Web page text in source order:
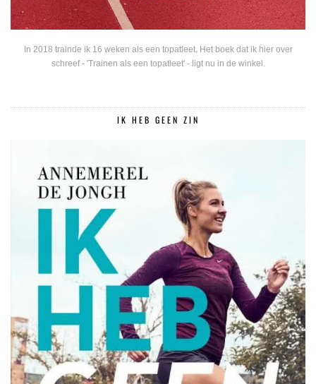
In 2018 trainde ik 16 weken als een topatleet. Het boek dat ik hier over
schreef - 'Trainen als een topatleet' - ligt nu in de winkel.
IK HEB GEEN ZIN